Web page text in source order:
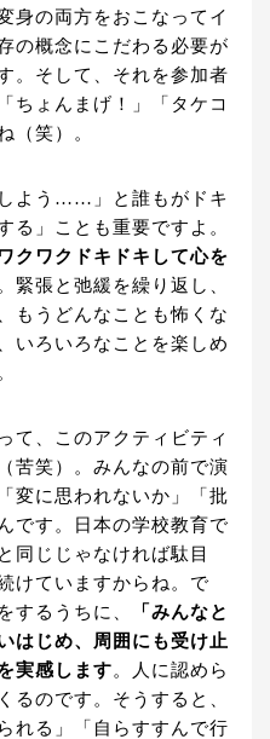
身の両方をおこなってイ
の概念にこだわる必要が
。そして、それを参加者
ちょんまげ！」「タケコ
（笑）。
よう……」と誰もがドキ
る」ことも重要ですよ。
クワクドキドキして心を
緊張と弛緩を繰り返し、
もうどんなことも怖くな
いろいろなことを楽しめ
て、このアクティビティ
苦笑）。みんなの前で演
変に思われないか」「批
です。日本の学校教育で
同じじゃなければ駄目
けていますからね。で
するうちに、
「みんなと
はじめ、周囲にも受け止
実感します。人に認めら
るのです。そうすると、
れる」「自らすすんで行